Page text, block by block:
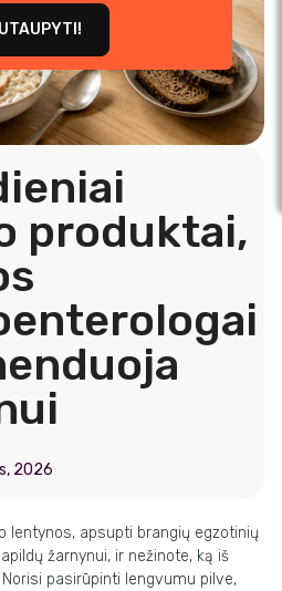
produktai,
2026
lentynos, apsupti brangių egzotinių
žarnynui, ir nežinote, ką iš
pasirūpinti lengvumu pilve,